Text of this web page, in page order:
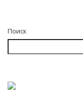
Поиск